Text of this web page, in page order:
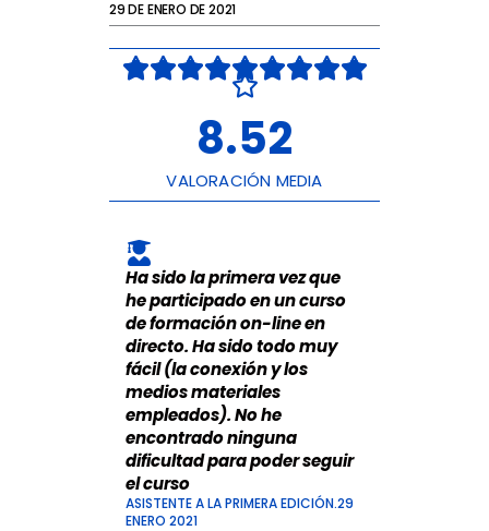
29 DE ENERO DE 2021


V
a
l
r
a
d
o
c
5
2
d
e
1
0
VALORACIÓN MEDIA
8.52
Ha sido la primera vez que
he participado en un curso
de formación on-line en
directo. Ha sido todo muy
fácil (la conexión y los
medios materiales
empleados). No he
encontrado ninguna
dificultad para poder seguir
el curso
ASISTENTE A LA PRIMERA EDICIÓN.29
ENERO 2021